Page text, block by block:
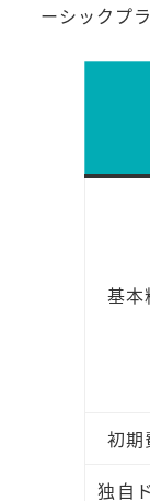
ーシックプ
基本
初期
独自